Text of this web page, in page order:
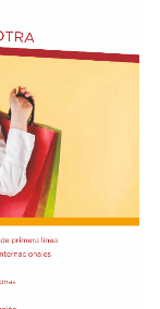
a Bullrich los
del Fuego),
(LLA-Neuquén).
prensa en el